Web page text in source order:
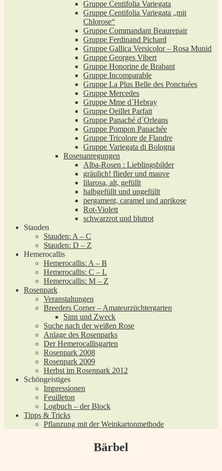
Gruppe Centifolia Variegata
Gruppe Centifolia Variegata „mit
Chlorose“
Gruppe Commandant Beaurepair
Gruppe Ferdinand Pichard
Gruppe Gallica Versicolor – Rosa Munid
Gruppe Georges Vibert
Gruppe Honorine de Brabant
Gruppe Incomparable
Gruppe La Plus Belle des Ponctuées
Gruppe Mercedes
Gruppe Mme d´Hebray
Gruppe Oeillet Parfait
Gruppe Panaché d´Orleans
Gruppe Pompon Panachée
Gruppe Tricolore de Flandre
Gruppe Variegata di Bologna
Rosenanregungen
Alba-Rosen : Lieblingsbilder
gräulich! flieder und mauve
lilarosa, alt, gefüllt
halbgefüllt und ungefüllt
pergament, caramel und aprikose
Rot-Violett
schwarzrot und blutrot
Stauden
Stauden: A – C
Stauden: D – Z
Hemerocallis
Hemerocallis: A – B
Hemerocallis: C – L
Hemerocallis: M – Z
Rosenpark
Veranstaltungen
Breeders Corner – Amateurzüchtergarten
Sinn und Zweck
Suche nach der weißen Rose
Anlage des Rosenparks
Der Hemerocallisgarten
Rosenpark 2008
Rosenpark 2009
Herbst im Rosenpark 2012
Schöngeistiges
Impressionen
Feuilleton
Logbuch – der Block
Tipps & Tricks
Pflanzung mit der Weinkartonmethode
Bärbel